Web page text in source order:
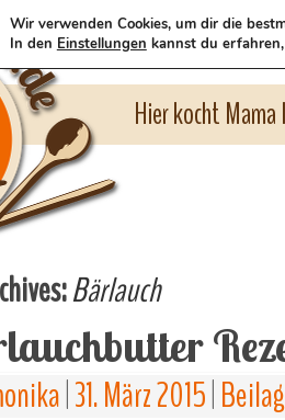
Hier kocht
Bärlauch
31. März 2015
Wir verwenden Cookies, um dir die
In den Einstellungen kannst du